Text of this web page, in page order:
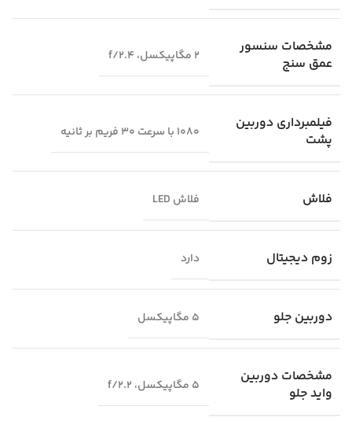
مشخصات سنسور
عمق سنج
2 مگاپیکسل، f/2.4
فیلمبرداری دوربین
پشت
1080 با سرعت 30 فریم بر ثانیه
فلاش فلاش LED
زوم دیجیتال دارد
دوربین جلو 5 مگاپیکسل
مشخصات دوربین
واید جلو
5 مگاپیکسل، f/2.2